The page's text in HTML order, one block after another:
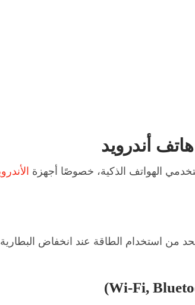
الهواتف الذكية، خصوصًا أجهزة
من استخدام الطاقة عند انخفاض